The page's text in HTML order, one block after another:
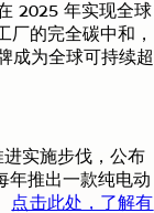
2025 年实现全球
厂的完全碳中和，
成为全球可持续超
实施步伐，公布
年推出一款纯电动
点击此处，了解有